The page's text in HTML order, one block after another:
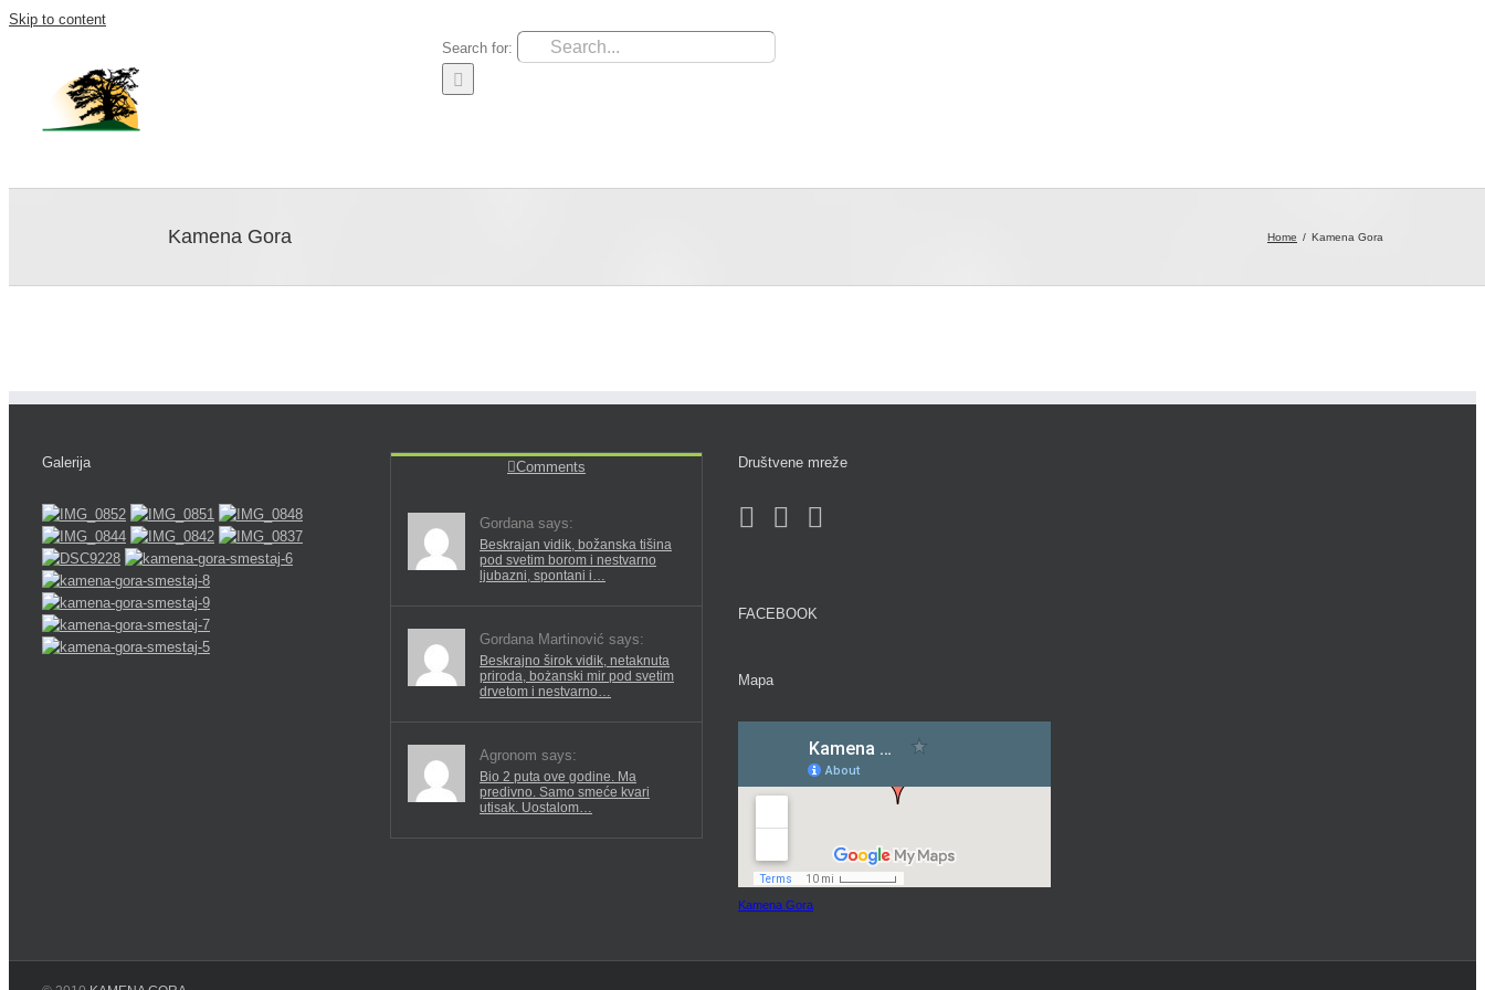
Skip to content
Search for:
Kamena Gora Home Kamena Gora
Galerija Comments
Gordana says:
Beskrajan vidik, božanska tišina
pod svetim borom i nestvarno
ljubazni, spontani i…
Gordana Martinović says:
Beskrajno širok vidik, netaknuta
priroda, bożanski mir pod svetim
drvetom i nestvarno…
Agronom says:
Bio 2 puta ove godine. Ma
predivno. Samo smeće kvari
utisak. Uostalom…
Društvene mreže
FACEBOOK
Mapa
Kamena Gora